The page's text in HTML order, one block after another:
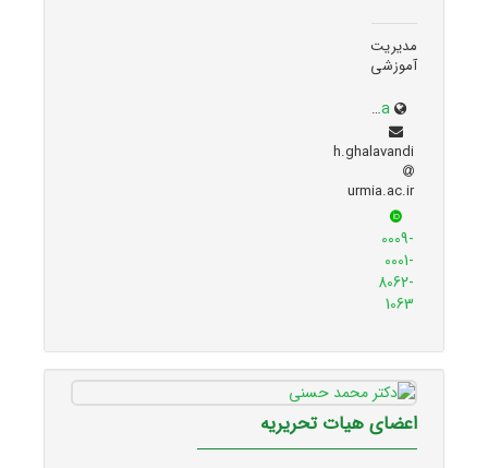
مدیریت
آموزشی
facultystaff.urmia.ac.ir/Site/CV.aspx?STID=55&Ln=fa
h.ghalavandi
urmia.ac.ir
0009-
0001-
8062-
1063
اعضای هیات تحریریه